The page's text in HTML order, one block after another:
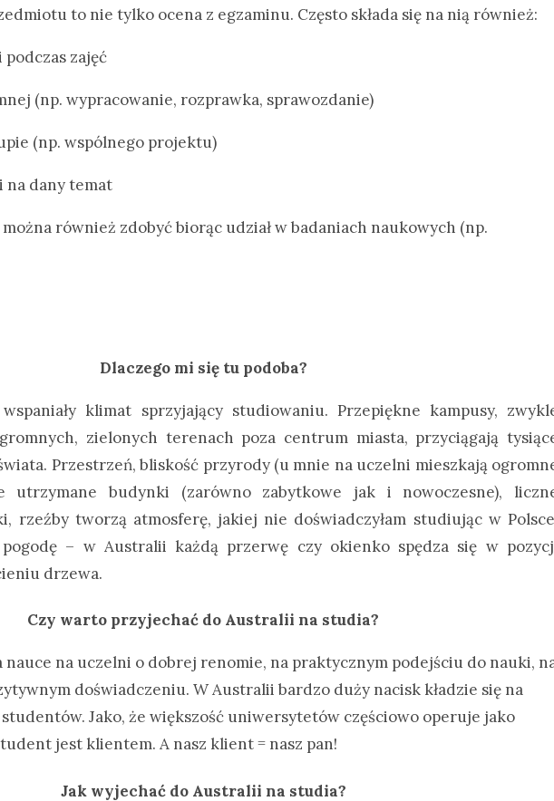
to nie tylko ocena z egzaminu. Często składa się na nią również:
zajęć
(np. wypracowanie, rozprawka, sprawozdanie)
(np. wspólnego projektu)
na dany temat
również zdobyć biorąc udział w badaniach naukowych (np.
Dlaczego mi się tu podoba?
klimat sprzyjający studiowaniu. Przepiękne kampusy,
zielonych terenach poza centrum miasta, przyciągają
Przestrzeń, bliskość przyrody (u mnie na uczelni mieszkają
utrzymane budynki (zarówno zabytkowe jak i nowoczesne),
rzeźby tworzą atmosferę, jakiej nie doświadczyłam studiując w
– w Australii każdą przerwę czy okienko spędza się w
drzewa.
Czy warto przyjechać do Australii na studia?
nauce na uczelni o dobrej renomie, na praktycznym podejściu do nauki,
doświadczeniu. W Australii bardzo duży nacisk kładzie się na
Jako, że większość uniwersytetów częściowo operuje jako
jest klientem. A nasz klient = nasz pan!
Jak wyjechać do Australii na studia?